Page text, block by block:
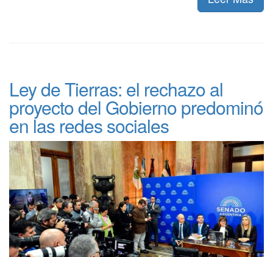
Ley de Tierras: el rechazo al
proyecto del Gobierno predominó
en las redes sociales